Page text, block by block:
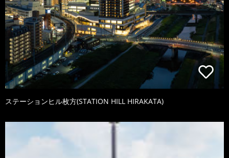
ステーションヒル枚方(STATION HILL HIRAKATA)